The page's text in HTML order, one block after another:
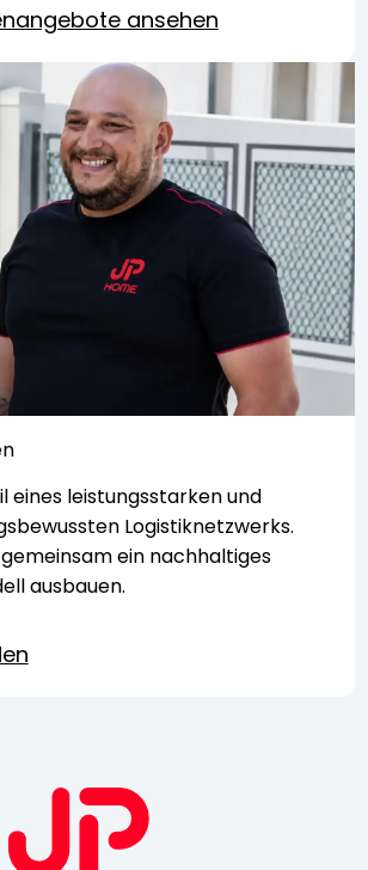
ansehen
eines leistungsstarken und
Logistiknetzwerks.
gemeinsam ein nachhaltiges
ausbauen.